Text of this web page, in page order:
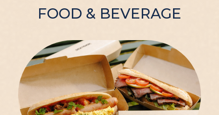
FOOD & BEVERAGE